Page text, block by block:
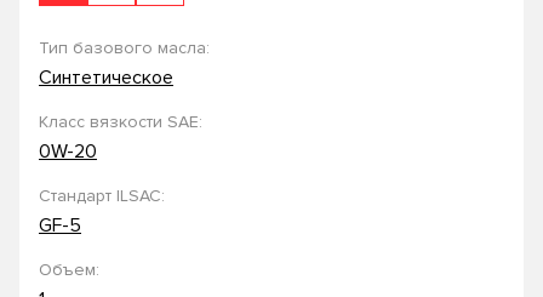
Тип базового масла:
Синтетическое
Класс вязкости SAE:
0W-20
Стандарт ILSAC:
GF-5
Объем: